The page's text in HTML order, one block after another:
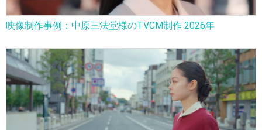
映像制作事例：中原三法堂様のTVCM制作 2026年